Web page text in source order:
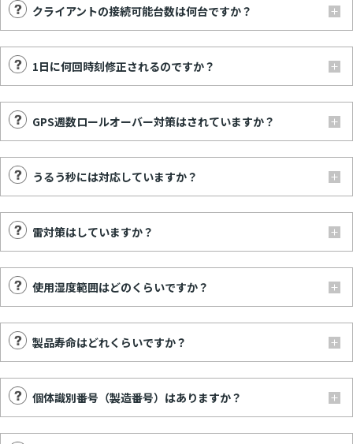
クライアントの接続可能台数は何台ですか？
1日に何回時刻修正されるのですか？
GPS週数ロールオーバー対策はされていますか？
うるう秒には対応していますか？
雷対策はしていますか？
使用湿度範囲はどのくらいですか？
製品寿命はどれくらいですか？
個体識別番号（製造番号）はありますか？